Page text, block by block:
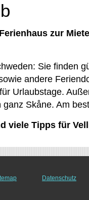
zur
Sie finden
andere
Urlaubstage.
Skåne. Am
viele Tipps für
Datenschutz